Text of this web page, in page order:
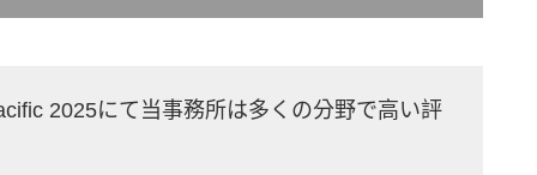
2025にて当事務所は多くの分野で高い評